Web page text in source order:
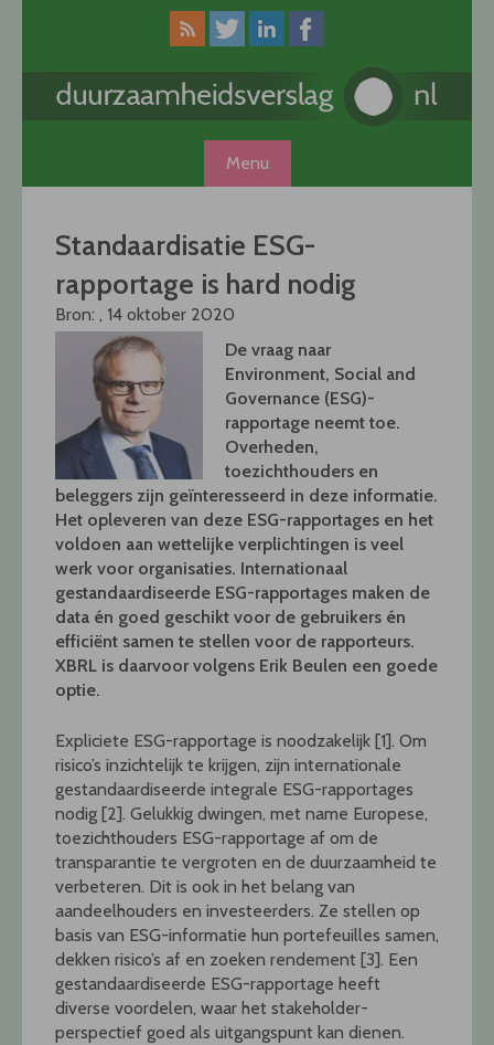
Menu
Standaardisatie ESG-
rapportage is hard nodig
Bron: , 14 oktober 2020
De vraag naar
Environment, Social and
Governance (ESG)-
rapportage neemt toe.
Overheden,
toezichthouders en
beleggers zijn geïnteresseerd in deze informatie.
Het opleveren van deze ESG-rapportages en het
voldoen aan wettelijke verplichtingen is veel
werk voor organisaties. Internationaal
gestandaardiseerde ESG-rapportages maken de
data én goed geschikt voor de gebruikers én
efficiënt samen te stellen voor de rapporteurs.
XBRL is daarvoor volgens Erik Beulen een goede
optie.
Expliciete ESG-rapportage is noodzakelijk [1]. Om
risico’s inzichtelijk te krijgen, zijn internationale
gestandaardiseerde integrale ESG-rapportages
nodig [2]. Gelukkig dwingen, met name Europese,
toezichthouders ESG-rapportage af om de
transparantie te vergroten en de duurzaamheid te
verbeteren. Dit is ook in het belang van
aandeelhouders en investeerders. Ze stellen op
basis van ESG-informatie hun portefeuilles samen,
dekken risico’s af en zoeken rendement [3]. Een
gestandaardiseerde ESG-rapportage heeft
diverse voordelen, waar het stakeholder-
perspectief goed als uitgangspunt kan dienen.